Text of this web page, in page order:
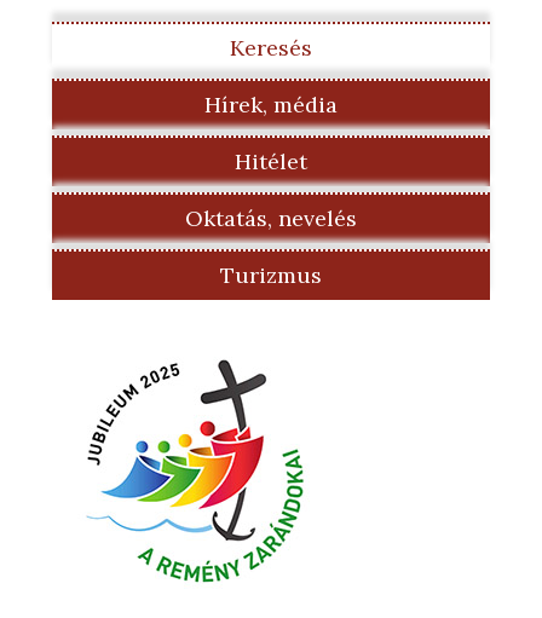
Keresés
Hírek, média
Hitélet
Oktatás, nevelés
Turizmus